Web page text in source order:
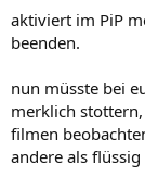
aktiviert im PiP
beenden.
nun müsste bei
merklich
filmen
andere als flüssig